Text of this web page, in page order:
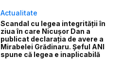
Actualitate
Scandal cu legea integrității în
ziua în care Nicușor Dan a
publicat declarația de avere a
Mirabelei Grădinaru. Șeful ANI
spune că legea e inaplicabilă